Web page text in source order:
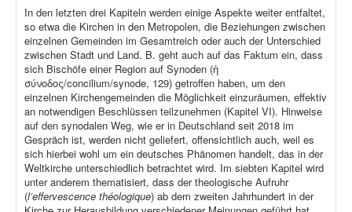
In den letzten drei Kapiteln werden einige Aspekte weiter entfaltet,
so etwa die Kirchen in den Metropolen, die Beziehungen zwischen
einzelnen Gemeinden im Gesamtreich oder auch der Unterschied
zwischen Stadt und Land. B. geht auch auf das Faktum ein, dass
sich Bischöfe einer Region auf Synoden (ἡ
σύνοδος/concilium/synode, 129) getroffen haben, um den
einzelnen Kirchengemeinden die Möglichkeit einzuräumen, effektiv
an notwendigen Beschlüssen teilzunehmen (Kapitel VI). Hinweise
auf den synodalen Weg, wie er in Deutschland seit 2018 im
Gespräch ist, werden nicht geliefert, offensichtlich auch, weil es
sich hierbei wohl um ein deutsches Phänomen handelt, das in der
Weltkirche unterschiedlich betrachtet wird. Im siebten Kapitel wird
unter anderem thematisiert, dass der theologische Aufruhr
(l’effervescence théologique) ab dem zweiten Jahrhundert in der